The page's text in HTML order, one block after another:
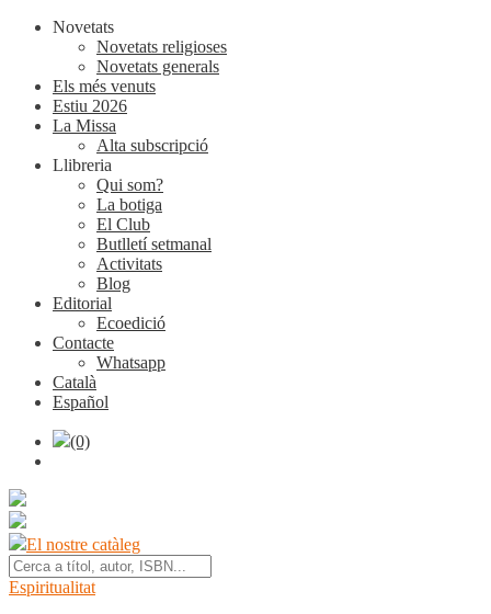
Novetats
Novetats religioses
Novetats generals
Els més venuts
Estiu 2026
La Missa
Alta subscripció
Llibreria
Qui som?
La botiga
El Club
Butlletí setmanal
Activitats
Blog
Editorial
Ecoedició
Contacte
Whatsapp
Català
Español
(0)
El nostre catàleg
Espiritualitat